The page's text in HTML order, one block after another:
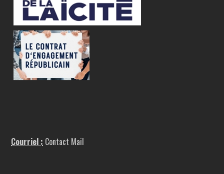
Courriel : Contact Mail